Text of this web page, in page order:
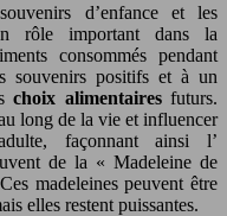
d’enfance et les
rôle important dans la
consommés pendant
souvenirs positifs et à un
choix alimentairesfuturs.
long de la vie et influencer
façonnant ainsi l’
de la « Madeleine de
madeleines peuvent être
elles restent puissantes.